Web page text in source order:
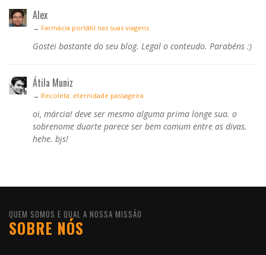
Alex
→ Farmácia portátil nas suas viagens
Gostei bastante do seu blog. Legal o conteudo. Parabéns :)
Átila Muniz
→ Recoleta: eternidade passageira
oi, márcia! deve ser mesmo alguma prima longe sua. o
sobrenome duarte parece ser bem comum entre as divas.
hehe. bjs!
QUEM SOMOS E QUAL A NOSSA MISSÃO
SOBRE NÓS